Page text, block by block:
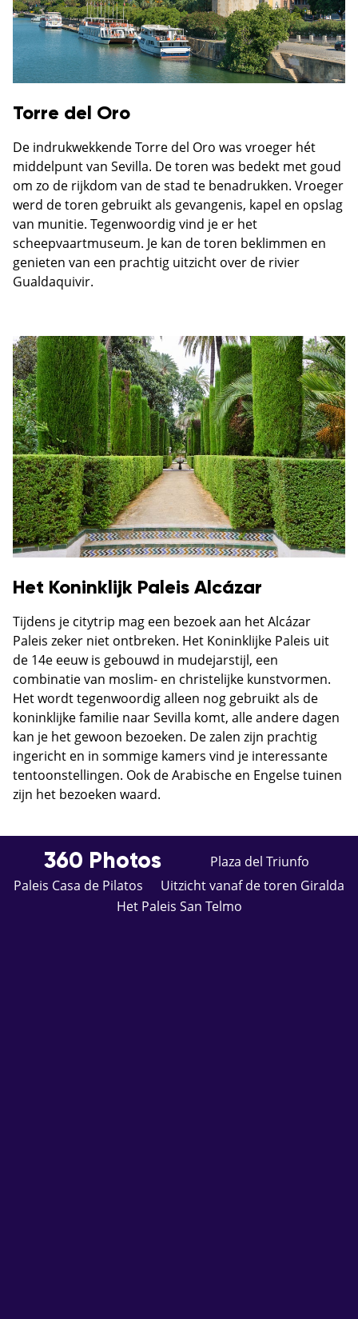
Torre del Oro
De indrukwekkende Torre del Oro was vroeger hét
middelpunt van Sevilla. De toren was bedekt met goud
om zo de rijkdom van de stad te benadrukken. Vroeger
werd de toren gebruikt als gevangenis, kapel en opslag
van munitie. Tegenwoordig vind je er het
scheepvaartmuseum. Je kan de toren beklimmen en
genieten van een prachtig uitzicht over de rivier
Gualdaquivir.
Het Koninklijk Paleis Alcázar
Tijdens je citytrip mag een bezoek aan het Alcázar
Paleis zeker niet ontbreken. Het Koninklijke Paleis uit
de 14e eeuw is gebouwd in mudejarstijl, een
combinatie van moslim- en christelijke kunstvormen.
Het wordt tegenwoordig alleen nog gebruikt als de
koninklijke familie naar Sevilla komt, alle andere dagen
kan je het gewoon bezoeken. De zalen zijn prachtig
ingericht en in sommige kamers vind je interessante
tentoonstellingen. Ook de Arabische en Engelse tuinen
zijn het bezoeken waard.
360 Photos
Plaza del Triunfo
Paleis Casa de Pilatos
Uitzicht vanaf de toren Giralda
Het Paleis San Telmo